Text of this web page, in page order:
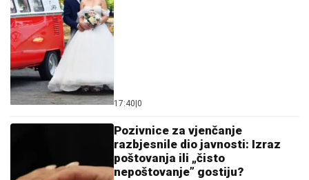
17:40 0
Pozivnice za vjenčanje
razbjesnile dio javnosti: Izraz
poštovanja ili „čisto
nepoštovanje” gostiju?